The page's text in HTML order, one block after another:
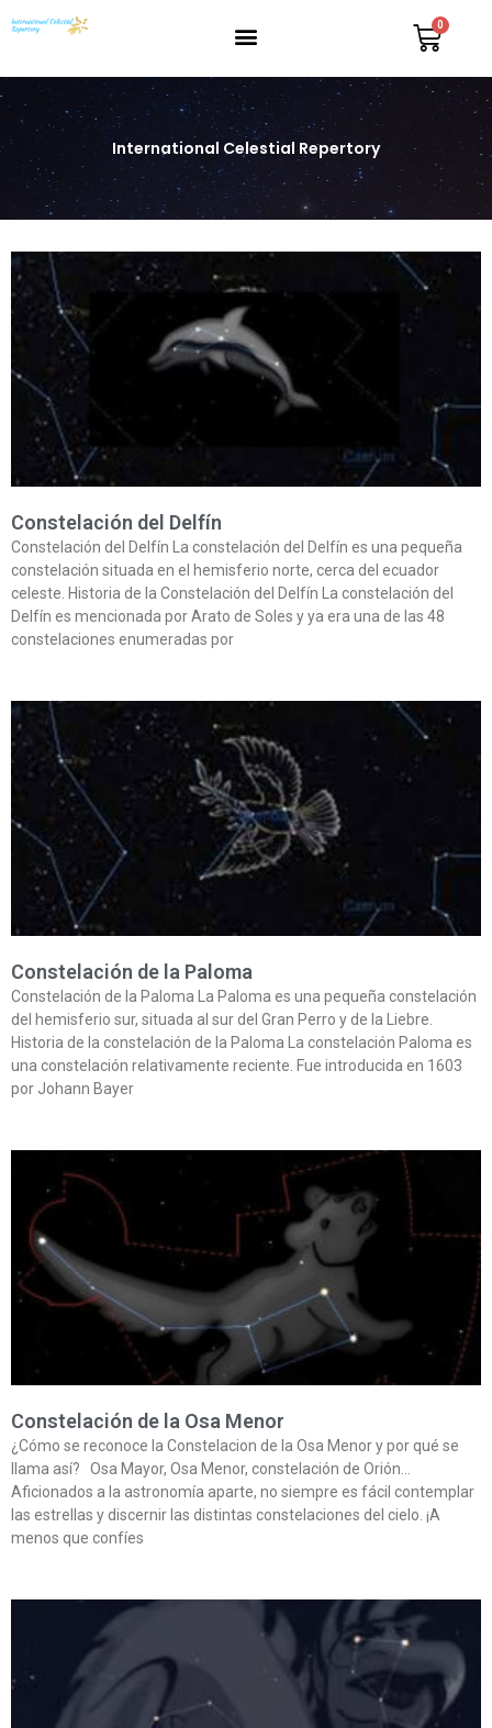
International Celestial Repertory
Constelación del Delfín
Constelación del Delfín La constelación del Delfín es una pequeña
constelación situada en el hemisferio norte, cerca del ecuador
celeste. Historia de la Constelación del Delfín La constelación del
Delfín es mencionada por Arato de Soles y ya era una de las 48
constelaciones enumeradas por
Constelación de la Paloma
Constelación de la Paloma La Paloma es una pequeña constelación
del hemisferio sur, situada al sur del Gran Perro y de la Liebre.
Historia de la constelación de la Paloma La constelación Paloma es
una constelación relativamente reciente. Fue introducida en 1603
por Johann Bayer
Constelación de la Osa Menor
¿Cómo se reconoce la Constelacion de la Osa Menor y por qué se
llama así? Osa Mayor, Osa Menor, constelación de Orión…
Aficionados a la astronomía aparte, no siempre es fácil contemplar
las estrellas y discernir las distintas constelaciones del cielo. ¡A
menos que confíes